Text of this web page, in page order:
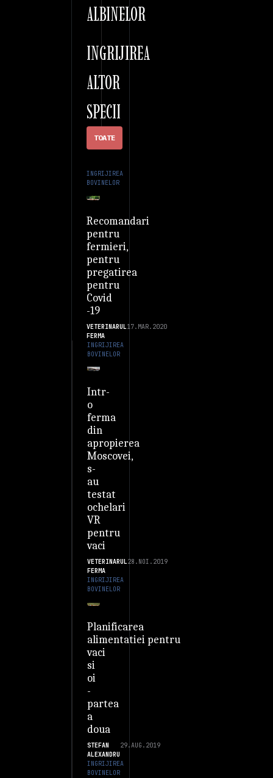
ALBINELOR
INGRIJIREA
ALTOR
SPECII
TOATE
INGRIJIREA
BOVINELOR
Recomandari
pentru
fermieri,
pentru
pregatirea
pentru
Covid
-19
VETERINARUL
FERMA
17.MAR.2020
INGRIJIREA
BOVINELOR
Intr-
o
ferma
din
apropierea
Moscovei,
s-
au
testat
ochelari
VR
pentru
vaci
VETERINARUL
FERMA
28.NOI.2019
INGRIJIREA
BOVINELOR
Planificarea
alimentatiei pentru
vaci
si
oi
-
partea
a
doua
STEFAN
ALEXANDRU
29.AUG.2019
INGRIJIREA
BOVINELOR